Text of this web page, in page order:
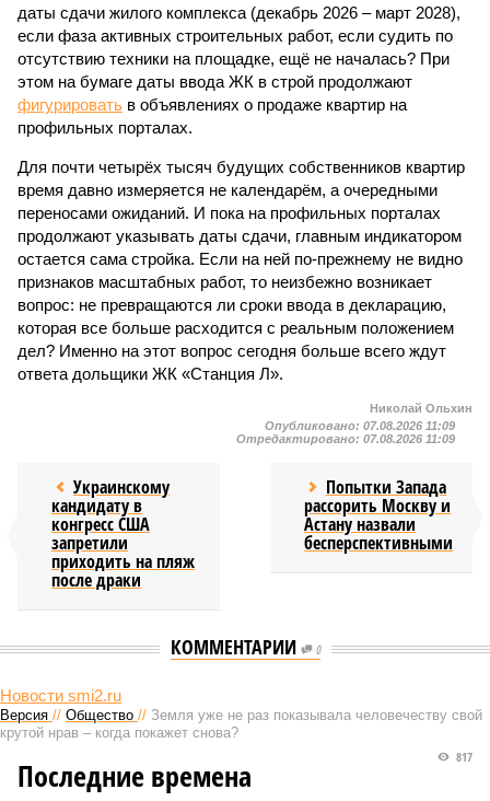
даты сдачи жилого комплекса (декабрь 2026 – март 2028),
если фаза активных строительных работ, если судить по
отсутствию техники на площадке, ещё не началась? При
этом на бумаге даты ввода ЖК в строй продолжают
фигурировать в объявлениях о продаже квартир на
профильных порталах.
Для почти четырёх тысяч будущих собственников квартир
время давно измеряется не календарём, а очередными
переносами ожиданий. И пока на профильных порталах
продолжают указывать даты сдачи, главным индикатором
остается сама стройка. Если на ней по-прежнему не видно
признаков масштабных работ, то неизбежно возникает
вопрос: не превращаются ли сроки ввода в декларацию,
которая все больше расходится с реальным положением
дел? Именно на этот вопрос сегодня больше всего ждут
ответа дольщики ЖК «Станция Л».
Николай Ольхин
Опубликовано: 07.08.2026 11:09
Отредактировано: 07.08.2026 11:09
Украинскому
кандидату в
конгресс США
запретили
приходить на пляж
после драки
Попытки Запада
рассорить Москву и
Астану назвали
бесперспективными
КОММЕНТАРИИ 0
Новости smi2.ru
Версия // Общество // Земля уже не раз показывала человечеству свой
крутой нрав – когда покажет снова?
817
Последние времена